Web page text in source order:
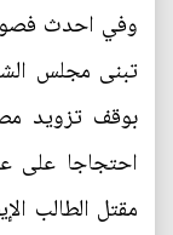
وفي احدث
تبنى مجلس
احتجاجا على
مقتل الطالب